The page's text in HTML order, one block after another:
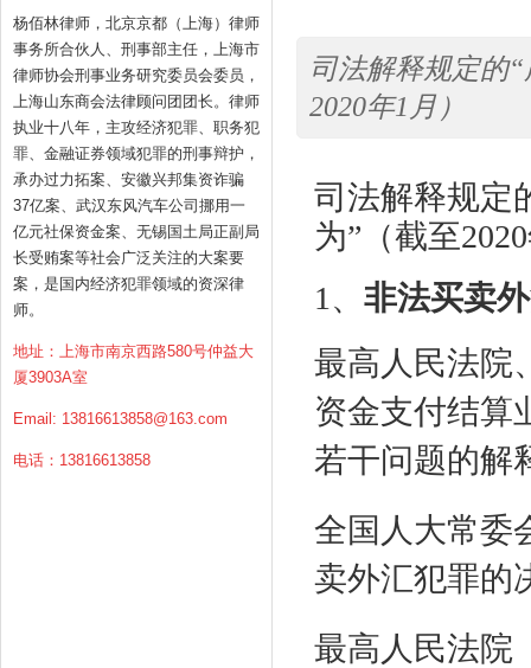
杨佰林律师，北京京都（上海）律师
事务所合伙人、刑事部主任，上海市
律师协会刑事业务研究委员会委员，
上海山东商会法律顾问团团长。律师
执业十八年，主攻经济犯罪、职务犯
罪、金融证券领域犯罪的刑事辩护，
承办过力拓案、安徽兴邦集资诈骗
37亿案、武汉东风汽车公司挪用一
亿元社保资金案、无锡国土局正副局
长受贿案等社会广泛关注的大案要
案，是国内经济犯罪领域的资深律
师。
地址：上海市南京西路580号仲益大
厦3903A室
Email: 13816613858@163.com
电话：13816613858
司法解释规定的
2020年1月）
司法解释规定
为”（截至
1 、 非法买卖
最高人民法院
资金支付结算
若干问题的解
全国人大常委
卖外汇犯罪的
最高人民法院